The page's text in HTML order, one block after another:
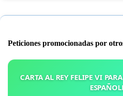
Peticiones promocionadas por
CARTA AL REY FELIPE VI